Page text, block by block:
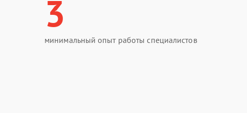
3
минимальный опыт работы специалистов